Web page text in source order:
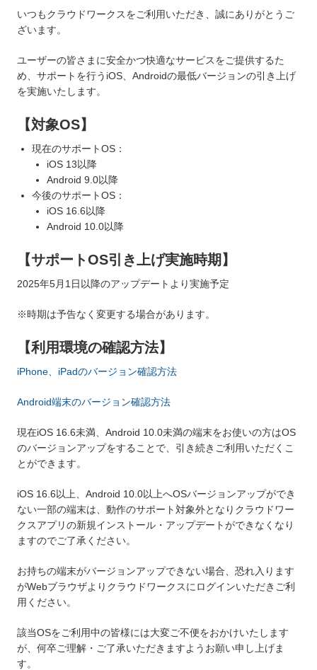
いつもクラウドワークスをご利用いただき、誠にありがとうご
ざいます。
ユーザーの皆さまに安全かつ快適なサービスをご提供するた
め、サポートを行うiOS、Androidの最低バージョンの引き上げ
を実施いたします。
【対象OS】
現在のサポートOS：
iOS 13以降
Android 9.0以降
今後のサポートOS：
iOS 16.6以降
Android 10.0以降
【サポートOS引き上げ実施時期】
2025年5月1日以降のアップデートより実施予定
※時期は予告なく変更する場合があります。
【利用環境の確認方法】
iPhone、iPadのバージョン確認方法
Android端末のバージョン確認方法
現在iOS 16.6未満、Android 10.0未満の端末をお使いの方はOS
のバージョンアップをすることで、引き続きご利用いただくこ
とができます。
iOS 16.6以上、Android 10.0以上へOSバージョンアップができ
ない一部の端末は、動作のサポート対象外となりクラウドワー
クスアプリの新規インストール・アップデートができなくなり
ますのでご了承ください。
お持ちの端末がバージョンアップできない場合、恐れ入ります
がWebブラウザよりクラウドワークスにログインいただきご利
用ください。
該当OSをご利用中の皆様には大変ご不便をおかけいたします
が、何卒ご理解・ご了承いただきますようお願い申し上げま
す。